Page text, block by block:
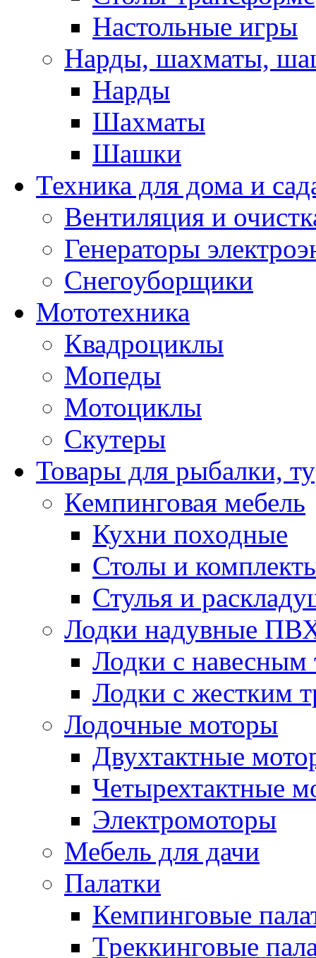
Настольные игры
Нарды, шахматы,
Нарды
Шахматы
Шашки
Техника для дома и
Вентиляция и
Генераторы
Снегоуборщики
Мототехника
Квадроциклы
Мопеды
Мотоциклы
Скутеры
Товары для рыбалки,
Кемпинговая мебель
Кухни походные
Столы и
Стулья и
Лодки надувные
Лодки с навесным
Лодки с жестким
Лодочные моторы
Двухтактные
Четырехтактные
Электромоторы
Мебель для дачи
Палатки
Кемпинговые
Треккинговые